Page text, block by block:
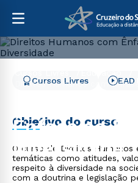
Direitos Humanos com
Ênfase ao
Diversidade
Cursos Livres
Objetivo do curso
O curso de Direitos Humanos
temáticas como atitudes,
respeito à diversidade na
com a doutrina e legislação